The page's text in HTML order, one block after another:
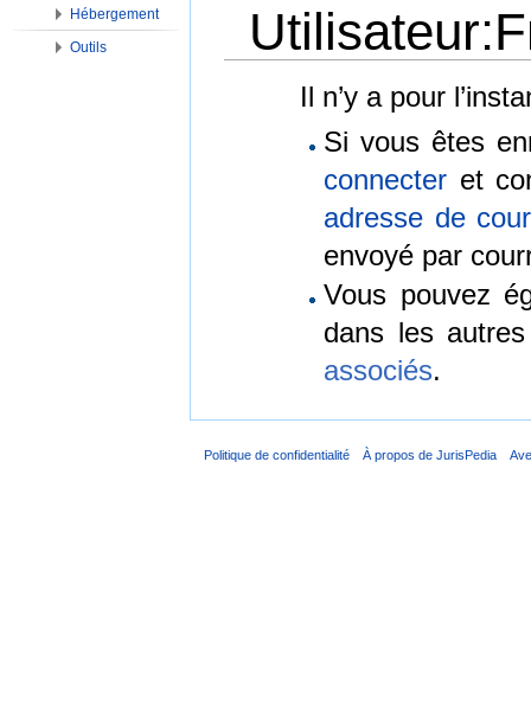
Il n’y a pour
Si vous êtes
connecter et
adresse de
envoyé par
Vous pouvez
dans les
associés.
Hébergement
Outils
Politique de confidentialité À propos de JurisPedia